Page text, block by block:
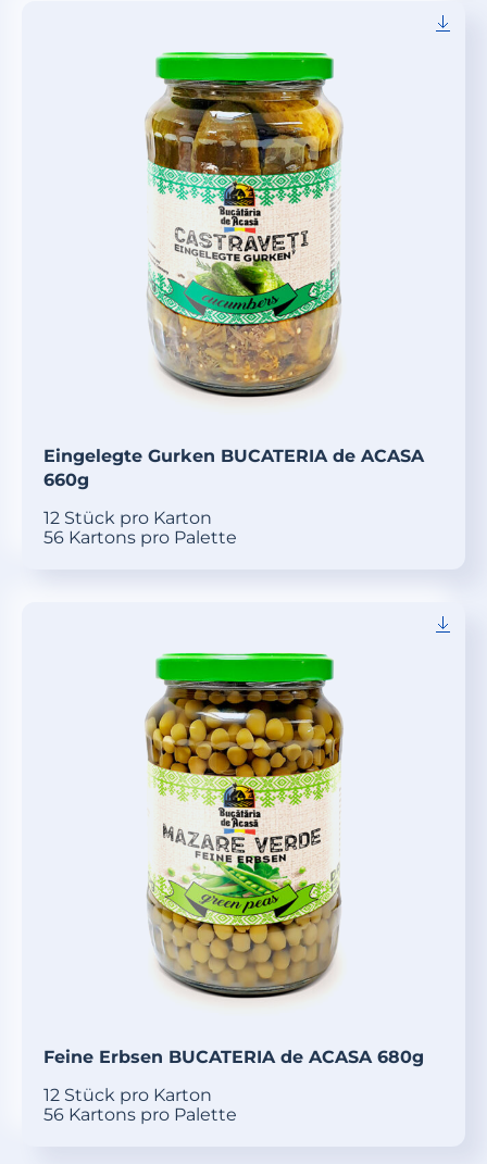
Eingelegte Gurken BUCATERIA de ACASA
660g
12 Stück pro Karton
56 Kartons pro Palette
Feine Erbsen BUCATERIA de ACASA 680g
12 Stück pro Karton
56 Kartons pro Palette